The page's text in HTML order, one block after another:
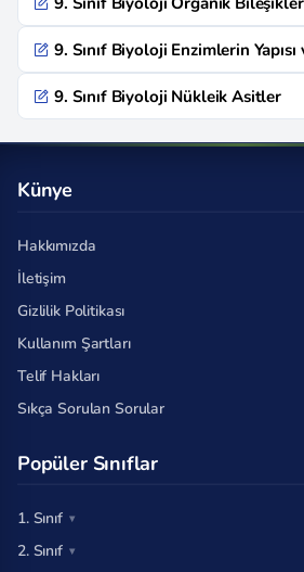
9. Sınıf Biyoloji Enzimlerin
9. Sınıf Biyoloji Nükleik Asitler
Künye
Hakkımızda
İletişim
Gizlilik Politikası
Kullanım Şartları
Telif Hakları
Sıkça Sorulan Sorular
Popüler Sınıflar
1. Sınıf
2. Sınıf